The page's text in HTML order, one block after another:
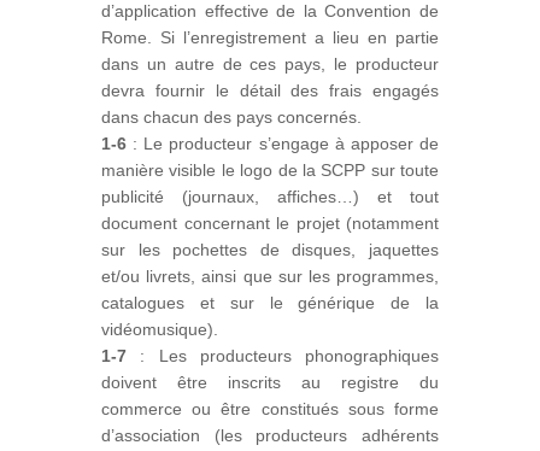
d’application effective de la Convention de
Rome. Si l’enregistrement a lieu en partie
dans un autre de ces pays, le producteur
devra fournir le détail des frais engagés
dans chacun des pays concernés.
1-6 : Le producteur s’engage à apposer de
manière visible le logo de la SCPP sur toute
publicité (journaux, affiches…) et tout
document concernant le projet (notamment
sur les pochettes de disques, jaquettes
et/ou livrets, ainsi que sur les programmes,
catalogues et sur le générique de la
vidéomusique).
1-7 : Les producteurs phonographiques
doivent être inscrits au registre du
commerce ou être constitués sous forme
d’association (les producteurs adhérents